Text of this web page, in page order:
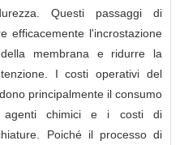
Questi passaggi di
efficacemente l'incrostazione
membrana e ridurre la
I costi operativi del
principalmente il consumo
chimici e i costi di
Poiché il processo di